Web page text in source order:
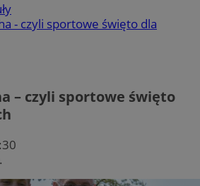
- czyli sportowe święto dla
– czyli sportowe święto